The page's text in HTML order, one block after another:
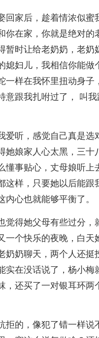
回家后，趁着情浓似
你在家，你就是绝对
暂时让给老奶奶，老
媳妇儿，我相信你能
一样在我怀里扭动身
意跟我扎咐过了， 叫
爱听，感觉自己真是
她娘家人心太黑，三
懂事贴心，丈母娘听上
这样，只要她以后能
内心也就能够平衡了。
觉得她父母有些过分
一个快乐的夜晚，白
奶奶聊天，两个人还
实在没话说了，杨小
，还买了一对银耳环
拒的，像犯了错一样